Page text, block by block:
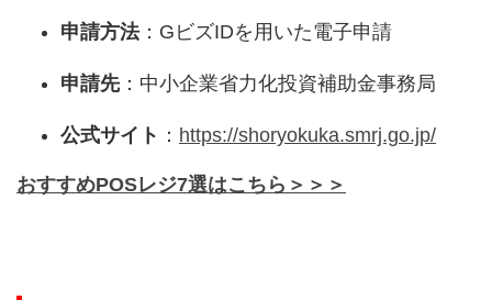
申請方法：GビズIDを用いた電子申請
申請先：中小企業省力化投資補助金事務局
公式サイト ： https://shoryokuka.smrj.go.jp/
おすすめPOSレジ7選はこちら＞＞＞